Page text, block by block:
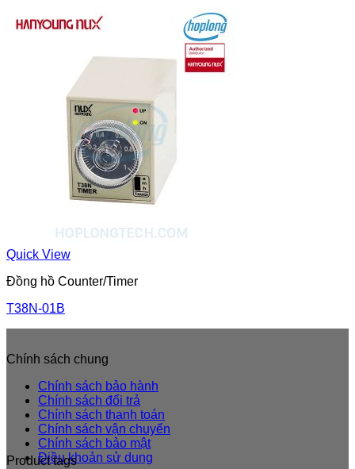
Quick View
Đồng hồ Counter/Timer
T38N-01B
Chính sách chung
Chính sách bảo hành
Chính sách đổi trả
Chính sách thanh toán
Chính sách vận chuyển
Chính sách bảo mật
Điều khoản sử dung
Product tags